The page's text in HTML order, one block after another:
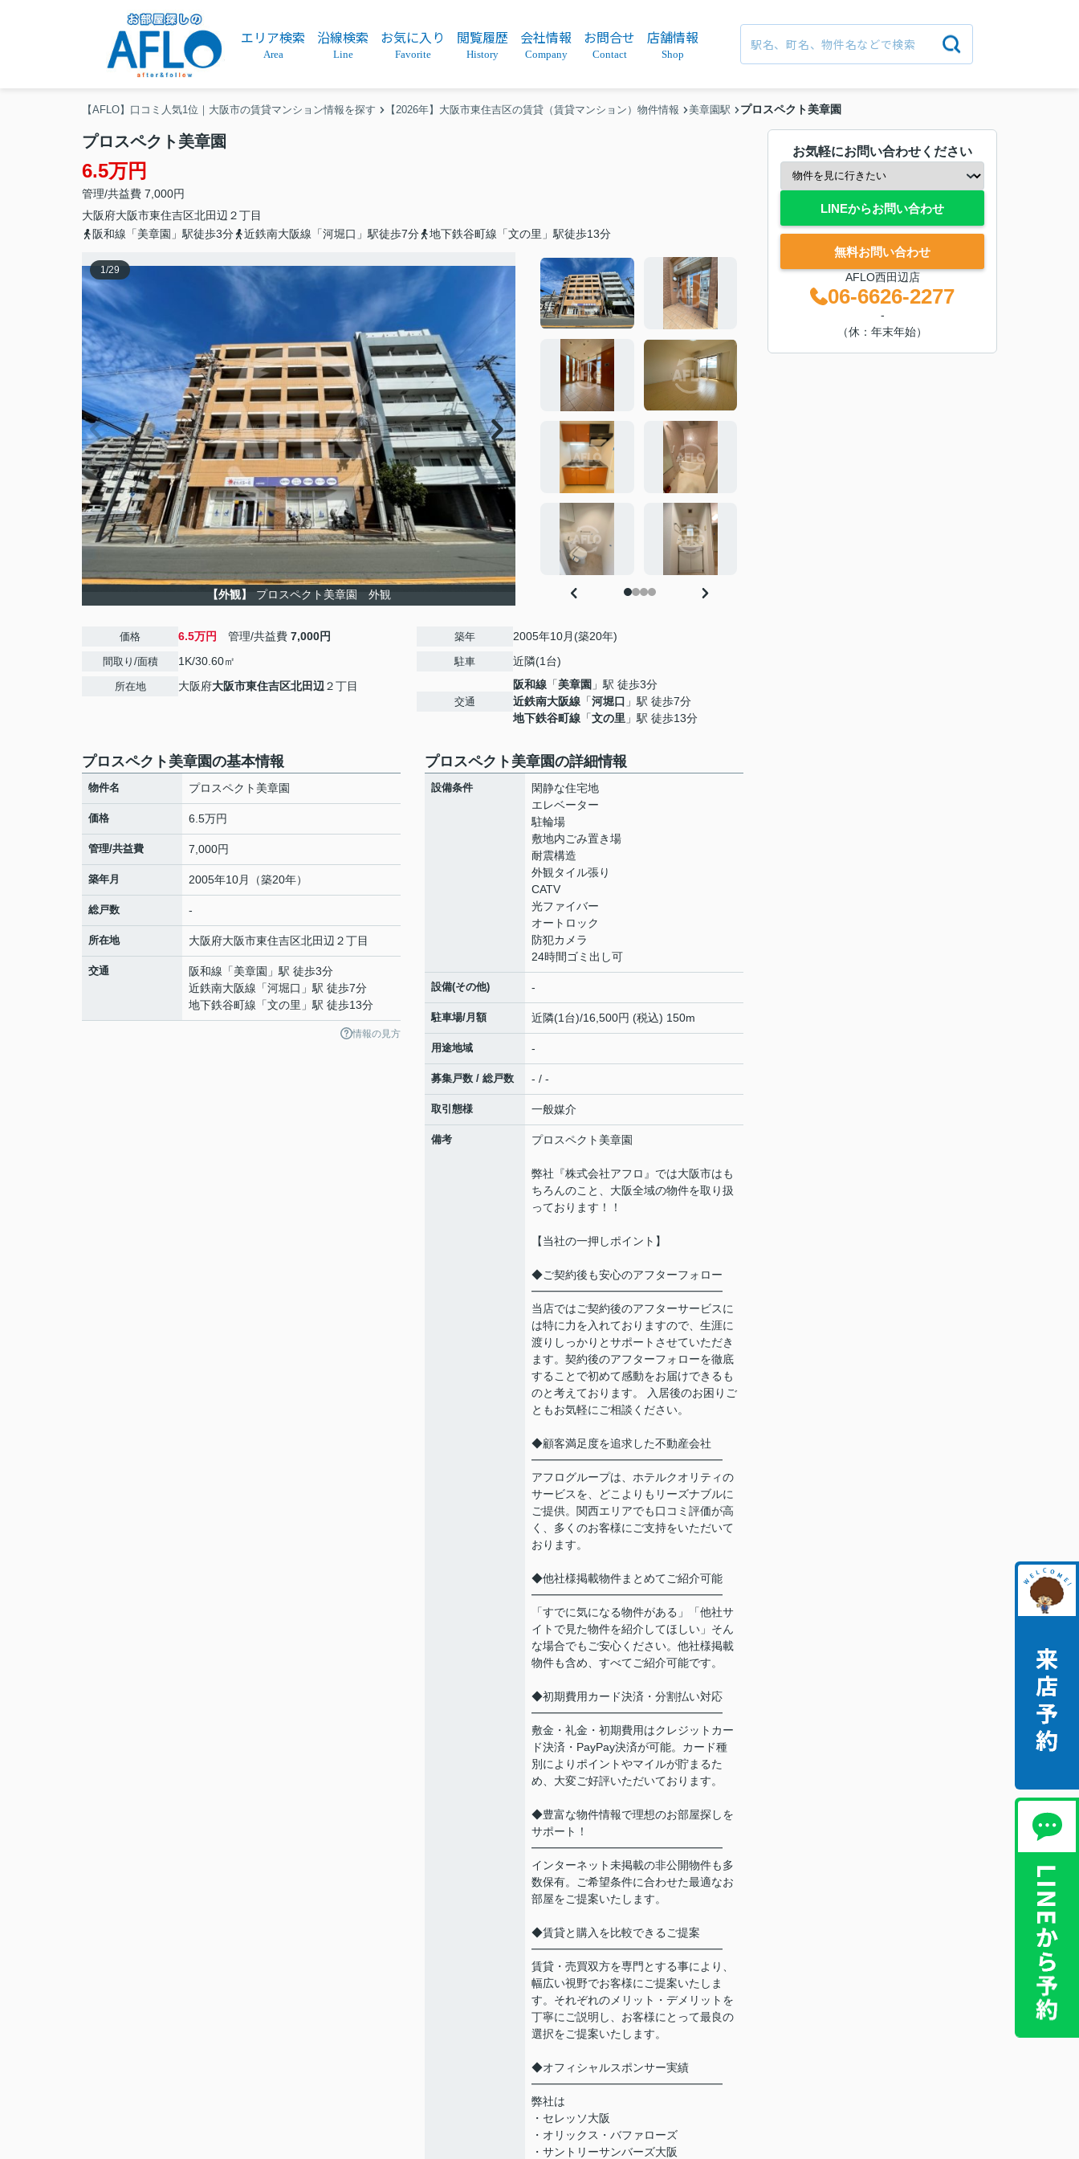
エリア検索
Area
沿線検索
Line
お気に入り
Favorite
閲覧履歴
History
会社情報
Company
お問合せ
Contact
店舗情報
Shop
【AFLO】口コミ人気1位｜大阪市の賃貸マンション情報を探す 【2026年】大阪市東住吉区の賃貸（賃貸マンション）物件情報 美章園駅 プロスペクト美章園
プロスペクト美章園
6.5万円
管理/共益費 7,000円
大阪府大阪市東住吉区北田辺 ２丁目
阪和線「美章園」駅徒歩3分
近鉄南大阪線「河堀口」駅徒歩7分 地下鉄谷町線「文の里」駅徒歩13分
1/29
【外観】 プロスペクト美章園 外観
価格 6.5万円 管理/共益費 7,000円
間取り/面積 1K/30.60㎡
所在地 大阪府大阪市東住吉区北田辺 ２丁目
築年 2005年10月(築20年)
駐車 近隣(1台)
交通
阪和線 「美章園 」駅 徒歩3分
近鉄南大阪線 「河堀口 」駅 徒歩7分
地下鉄谷町線 「文の里 」駅 徒歩13分
プロスペクト美章園の基本情報
物件名 プロスペクト美章園
価格 6.5万円
管理/共益費 7,000円
築年月 2005年10月（築20年）
総戸数 -
所在地 大阪府大阪市東住吉区北田辺 ２丁目
交通 阪和線 「美章園 」駅 徒歩3分
近鉄南大阪線 「河堀口 」駅 徒歩7分
地下鉄谷町線 「文の里 」駅 徒歩13分
情報の見方
プロスペクト美章園の詳細情報
設備条件
閑静な住宅地
エレベーター
駐輪場
敷地内ごみ置き場
耐震構造
外観タイル張り
CATV
光ファイバー
オートロック
防犯カメラ
24時間ゴミ出し可
設備(その他) -
駐車場/月額 近隣(1台)/16,500円 (税込) 150m
用途地域 -
募集戸数 / 総戸数 - / -
取引態様 一般媒介
備考 プロスペクト美章園
弊社『株式会社アフロ』では大阪市はも
ちろんのこと、大阪全域の物件を取り扱
っております！！
【当社の一押しポイント】
◆ご契約後も安心のアフターフォロー
━━━━━━━━━━━━━━━━━
当店ではご契約後のアフターサービスに
は特に力を入れておりますので、生涯に
渡りしっかりとサポートさせていただき
ます。契約後のアフターフォローを徹底
することで初めて感動をお届けできるも
のと考えております。 入居後のお困りご
ともお気軽にご相談ください。
◆顧客満足度を追求した不動産会社
━━━━━━━━━━━━━━━━━
アフログループは、ホテルクオリティの
サービスを、どこよりもリーズナブルに
ご提供。関西エリアでも口コミ評価が高
く、多くのお客様にご支持をいただいて
おります。
◆他社様掲載物件まとめてご紹介可能
━━━━━━━━━━━━━━━━━
「すでに気になる物件がある」「他社サ
イトで見た物件を紹介してほしい」そん
な場合でもご安心ください。他社様掲載
物件も含め、すべてご紹介可能です。
◆初期費用カード決済・分割払い対応
━━━━━━━━━━━━━━━━━
敷金・礼金・初期費用はクレジットカー
ド決済・PayPay決済が可能。カード種
別によりポイントやマイルが貯まるた
め、大変ご好評いただいております。
◆豊富な物件情報で理想のお部屋探しを
サポート！
━━━━━━━━━━━━━━━━━
インターネット未掲載の非公開物件も多
数保有。ご希望条件に合わせた最適なお
部屋をご提案いたします。
◆賃貸と購入を比較できるご提案
━━━━━━━━━━━━━━━━━
賃貸・売買双方を専門とする事により、
幅広い視野でお客様にご提案いたしま
す。それぞれのメリット・デメリットを
丁寧にご説明し、お客様にとって最良の
選択をご提案いたします。
◆オフィシャルスポンサー実績
━━━━━━━━━━━━━━━━━
弊社は
・セレッソ大阪
・オリックス・バファローズ
・サントリーサンバーズ大阪
お気軽にお問い合わせください
LINEからお問い合わせ
無料お問い合わせ
AFLO西田辺店
06-6626-2277
-
（休：年末年始）